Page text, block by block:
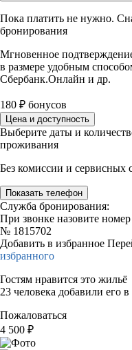
Пока платить не нужно.
бронирования
Мгновенное
в размере удобным
Сбербанк.Онлайн и др.
180 ₽ бонусов
Цена и доступность
Выберите даты и
проживания
Без комиссии и сервисных
Показать телефон
Служба бронирования:
При звонке назовите
№ 1815702
Добавить в избранное
избранного
Гостям нравится это жильё
23 человека добавили его
Пожаловаться
4 500 ₽